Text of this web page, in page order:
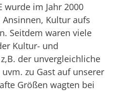
wurde im Jahr 2000
Kultur aufs
Seitdem waren viele
Kultur- und
der unvergleichliche
zu Gast auf unserer
Größen wagten bei